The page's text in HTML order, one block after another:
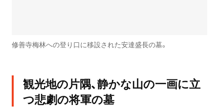
修善寺梅林への登り口に移設された安達盛長の墓。
観光地の片隅、静かな山の一画に立
つ悲劇の将軍の墓